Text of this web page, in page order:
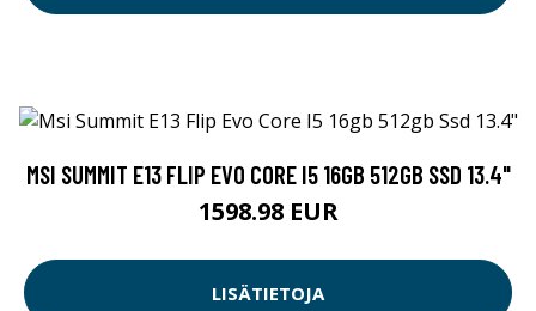
MSI SUMMIT E13 FLIP EVO CORE I5 16GB 512GB SSD 13.4"
1598.98 EUR
LISÄTIETOJA